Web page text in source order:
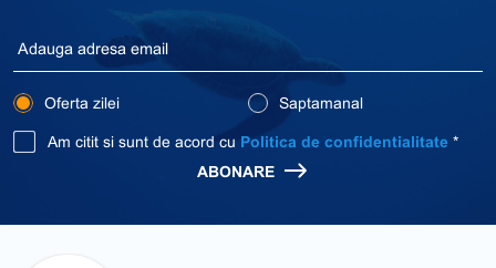
Oferta zilei Saptamanal
Am citit si sunt de acord cu Politica de confidentialitate *
ABONARE